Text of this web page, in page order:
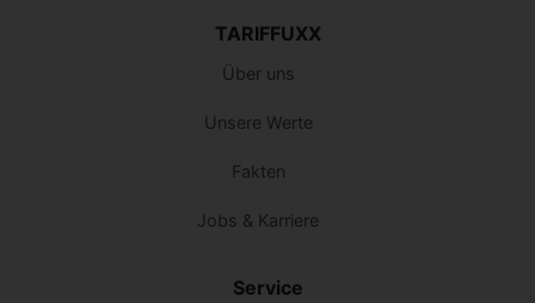
TARIFFUXX
Über uns
Unsere Werte
Fakten
Jobs & Karriere
Service